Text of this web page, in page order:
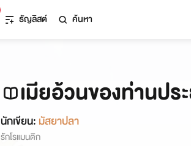
ธัญลิสต์ ค้นหา
เมียอ้วนของท่านป
นักเขียน: มัสยาปลา
รักโรแมนติก